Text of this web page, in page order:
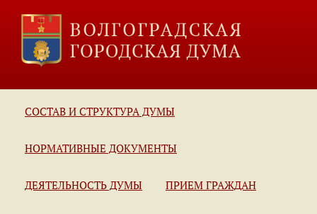
СОСТАВ И СТРУКТУРА ДУМЫ
НОРМАТИВНЫЕ ДОКУМЕНТЫ
ДЕЯТЕЛЬНОСТЬ ДУМЫ ПРИЕМ ГРАЖДАН